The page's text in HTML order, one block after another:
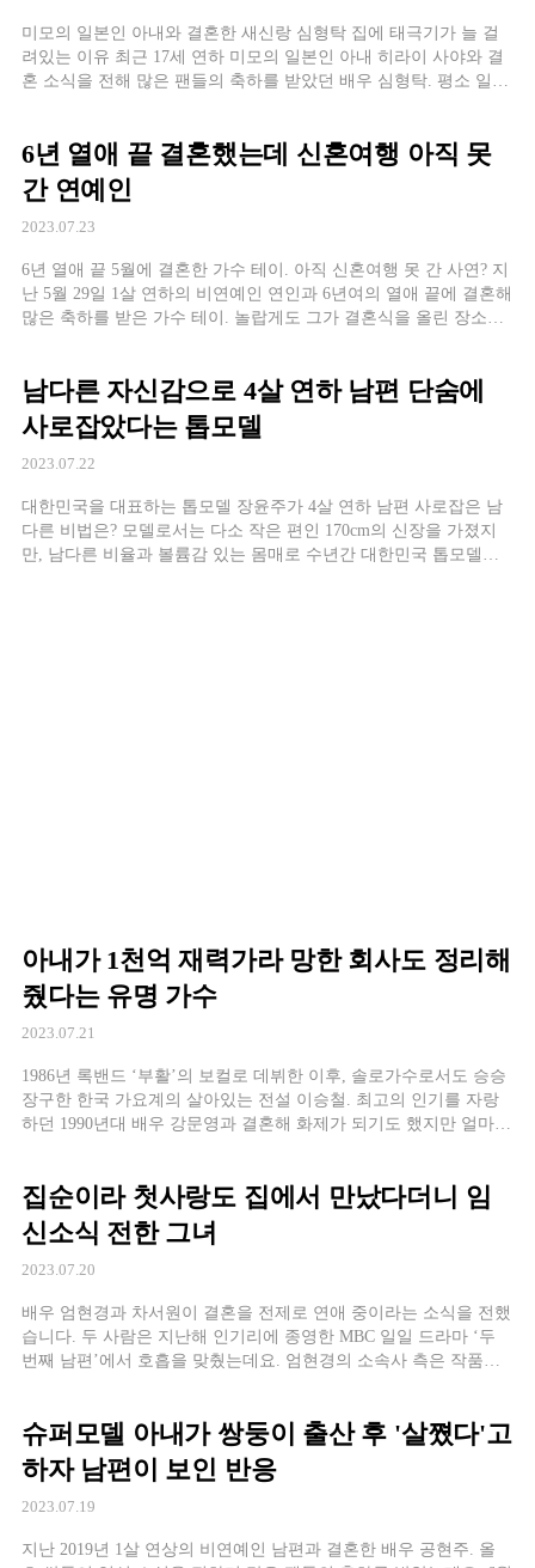
미모의 일본인 아내와 결혼한 새신랑 심형탁 집에 태극기가 늘 걸
려있는 이유 최근 17세 연하 미모의 일본인 아내 히라이 사야와 결
혼 소식을 전해 많은 팬들의 축하를 받았던 배우 심형탁. 평소 일본
6년 열애 끝 결혼했는데 신혼여행 아직 못
간 연예인
2023.07.23
6년 열애 끝 5월에 결혼한 가수 테이. 아직 신혼여행 못 간 사연? 지
난 5월 29일 1살 연하의 비연예인 연인과 6년여의 열애 끝에 결혼해
많은 축하를 받은 가수 테이. 놀랍게도 그가 결혼식을 올린 장소는
남다른 자신감으로 4살 연하 남편 단숨에
사로잡았다는 톱모델
2023.07.22
대한민국을 대표하는 톱모델 장윤주가 4살 연하 남편 사로잡은 남
다른 비법은? 모델로서는 다소 작은 편인 170cm의 신장을 가졌지
만, 남다른 비율과 볼륨감 있는 몸매로 수년간 대한민국 톱모델로
아내가 1천억 재력가라 망한 회사도 정리해
줬다는 유명 가수
2023.07.21
1986년 록밴드 ‘부활’의 보컬로 데뷔한 이후, 솔로가수로서도 승승
장구한 한국 가요계의 살아있는 전설 이승철. 최고의 인기를 자랑
하던 1990년대 배우 강문영과 결혼해 화제가 되기도 했지만 얼마가
꾸린 이승철, 불교계를 대표하는 스타였으나 결혼 후 기독교로 개
종하는 등 가정에 […]
집순이라 첫사랑도 집에서 만났다더니 임
신소식 전한 그녀
2023.07.20
배우 엄현경과 차서원이 결혼을 전제로 연애 중이라는 소식을 전했
습니다. 두 사람은 지난해 인기리에 종영한 MBC 일일 드라마 ‘두
번째 남편’에서 호흡을 맞췄는데요. 엄현경의 소속사 측은 작품을
동반자가 될 것을 약속했다고 밝혔는데요. 이 가운데 두 사람에게
축복처럼 새 […]
슈퍼모델 아내가 쌍둥이 출산 후 '살쪘다'고
하자 남편이 보인 반응
2023.07.19
지난 2019년 1살 연상의 비연예인 남편과 결혼한 배우 공현주. 올